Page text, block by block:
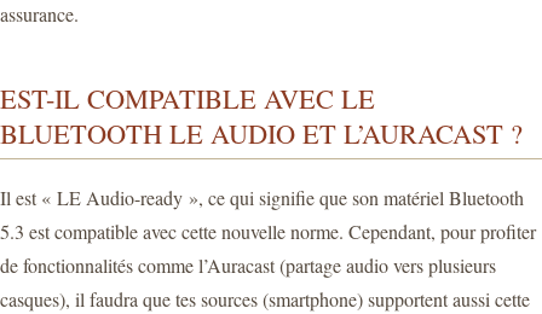
assurance.
EST-IL COMPATIBLE AVEC LE
BLUETOOTH LE AUDIO ET L’AURACAST ?
Il est « LE Audio-ready », ce qui signifie que son matériel Bluetooth
5.3 est compatible avec cette nouvelle norme. Cependant, pour profiter
de fonctionnalités comme l’Auracast (partage audio vers plusieurs
casques), il faudra que tes sources (smartphone) supportent aussi cette